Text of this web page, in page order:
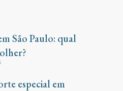
São Paulo: qual
especial em